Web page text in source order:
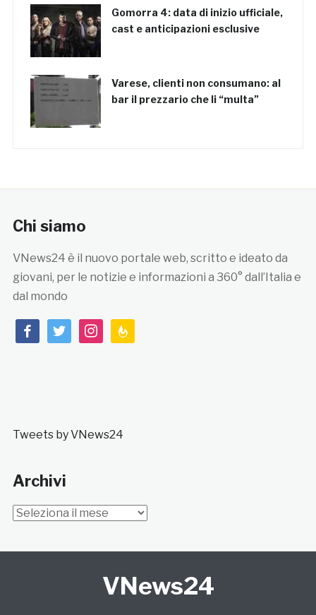
Gomorra 4: data di inizio ufficiale,
cast e anticipazioni esclusive
Varese, clienti non consumano: al
bar il prezzario che li “multa”
Chi siamo
VNews24 è il nuovo portale web, scritto e ideato da
giovani, per le notizie e informazioni a 360° dall’Italia e
dal mondo
facebooktwitterinstagramfeedburner
Tweets by VNews24
Archivi
Archivi
VNews24